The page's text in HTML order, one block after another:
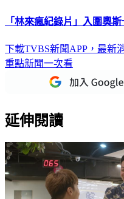
「林來瘋紀錄片」入圍奧
下載TVBS新聞APP，最新
重點新聞一次看
延伸閱讀